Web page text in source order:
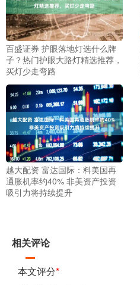
百盛证券 护眼落地灯选什么牌
子？热门护眼大路灯精选推荐，
买灯少走弯路
越大配资 富达国际：料美国再
通胀机率约40% 非美资产投资
吸引力将持续提升
相关评论
本文评分*